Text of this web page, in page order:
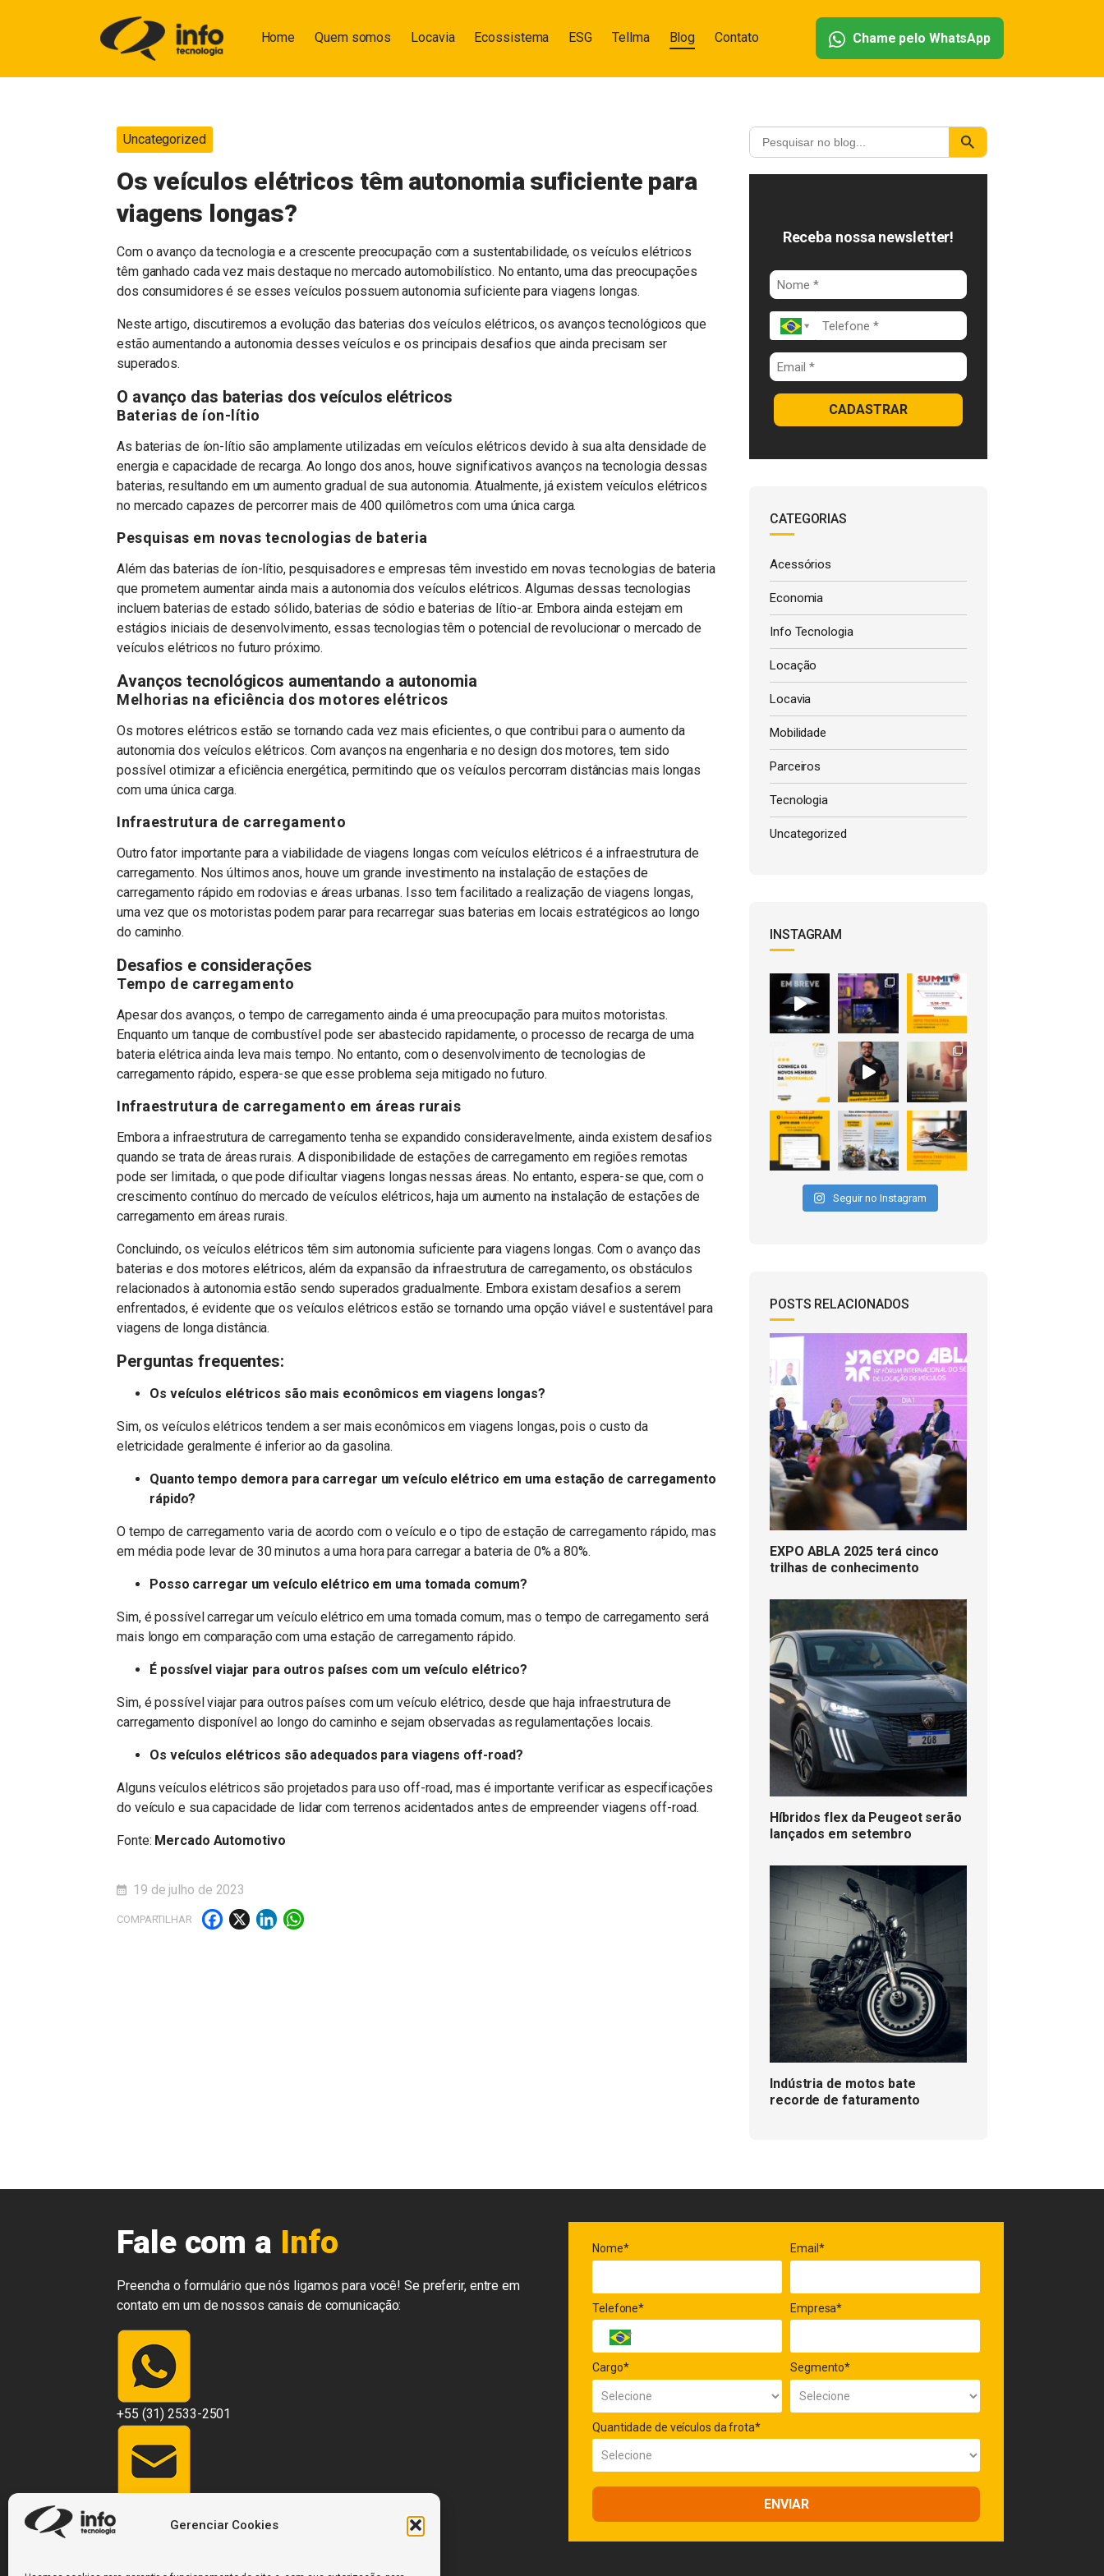
Gerenciar Cookies
Home Quem somos Locavia Ecossistema ESG Tellma Blog Contato Chame pelo WhatsApp
Uncategorized
Os veículos elétricos têm autonomia suficiente para
viagens longas?
Com o avanço da tecnologia e a crescente preocupação com a sustentabilidade, os veículos elétricos
têm ganhado cada vez mais destaque no mercado automobilístico. No entanto, uma das preocupações
dos consumidores é se esses veículos possuem autonomia suficiente para viagens longas.
Neste artigo, discutiremos a evolução das baterias dos veículos elétricos, os avanços tecnológicos que
estão aumentando a autonomia desses veículos e os principais desafios que ainda precisam ser
superados.
O avanço das baterias dos veículos elétricos
Baterias de íon-lítio
As baterias de íon-lítio são amplamente utilizadas em veículos elétricos devido à sua alta densidade de
energia e capacidade de recarga. Ao longo dos anos, houve significativos avanços na tecnologia dessas
baterias, resultando em um aumento gradual de sua autonomia. Atualmente, já existem veículos elétricos
no mercado capazes de percorrer mais de 400 quilômetros com uma única carga.
Pesquisas em novas tecnologias de bateria
Além das baterias de íon-lítio, pesquisadores e empresas têm investido em novas tecnologias de bateria
que prometem aumentar ainda mais a autonomia dos veículos elétricos. Algumas dessas tecnologias
incluem baterias de estado sólido, baterias de sódio e baterias de lítio-ar. Embora ainda estejam em
estágios iniciais de desenvolvimento, essas tecnologias têm o potencial de revolucionar o mercado de
veículos elétricos no futuro próximo.
Avanços tecnológicos aumentando a autonomia
Melhorias na eficiência dos motores elétricos
Os motores elétricos estão se tornando cada vez mais eficientes, o que contribui para o aumento da
autonomia dos veículos elétricos. Com avanços na engenharia e no design dos motores, tem sido
possível otimizar a eficiência energética, permitindo que os veículos percorram distâncias mais longas
com uma única carga.
Infraestrutura de carregamento
Outro fator importante para a viabilidade de viagens longas com veículos elétricos é a infraestrutura de
carregamento. Nos últimos anos, houve um grande investimento na instalação de estações de
carregamento rápido em rodovias e áreas urbanas. Isso tem facilitado a realização de viagens longas,
uma vez que os motoristas podem parar para recarregar suas baterias em locais estratégicos ao longo
do caminho.
Desafios e considerações
Tempo de carregamento
Apesar dos avanços, o tempo de carregamento ainda é uma preocupação para muitos motoristas.
Enquanto um tanque de combustível pode ser abastecido rapidamente, o processo de recarga de uma
bateria elétrica ainda leva mais tempo. No entanto, com o desenvolvimento de tecnologias de
carregamento rápido, espera-se que esse problema seja mitigado no futuro.
Infraestrutura de carregamento em áreas rurais
Embora a infraestrutura de carregamento tenha se expandido consideravelmente, ainda existem desafios
quando se trata de áreas rurais. A disponibilidade de estações de carregamento em regiões remotas
pode ser limitada, o que pode dificultar viagens longas nessas áreas. No entanto, espera-se que, com o
crescimento contínuo do mercado de veículos elétricos, haja um aumento na instalação de estações de
carregamento em áreas rurais.
Concluindo, os veículos elétricos têm sim autonomia suficiente para viagens longas. Com o avanço das
baterias e dos motores elétricos, além da expansão da infraestrutura de carregamento, os obstáculos
relacionados à autonomia estão sendo superados gradualmente. Embora existam desafios a serem
enfrentados, é evidente que os veículos elétricos estão se tornando uma opção viável e sustentável para
viagens de longa distância.
Perguntas frequentes:
Os veículos elétricos são mais econômicos em viagens longas?
Sim, os veículos elétricos tendem a ser mais econômicos em viagens longas, pois o custo da
eletricidade geralmente é inferior ao da gasolina.
Quanto tempo demora para carregar um veículo elétrico em uma estação de carregamento
rápido?
O tempo de carregamento varia de acordo com o veículo e o tipo de estação de carregamento rápido, mas
em média pode levar de 30 minutos a uma hora para carregar a bateria de 0% a 80%.
Posso carregar um veículo elétrico em uma tomada comum?
Sim, é possível carregar um veículo elétrico em uma tomada comum, mas o tempo de carregamento será
mais longo em comparação com uma estação de carregamento rápido.
É possível viajar para outros países com um veículo elétrico?
Sim, é possível viajar para outros países com um veículo elétrico, desde que haja infraestrutura de
carregamento disponível ao longo do caminho e sejam observadas as regulamentações locais.
Os veículos elétricos são adequados para viagens off-road?
Alguns veículos elétricos são projetados para uso off-road, mas é importante verificar as especificações
do veículo e sua capacidade de lidar com terrenos acidentados antes de empreender viagens off-road.
Fonte: Mercado Automotivo
19 de julho de 2023
COMPARTILHAR Facebook
X LinkedIn
WhatsApp
Receba nossa newsletter!
CADASTRAR
CATEGORIAS
Acessórios
Economia
Info Tecnologia
Locação
Locavia
Mobilidade
Parceiros
Tecnologia
Uncategorized
INSTAGRAM
Seguir no Instagram
POSTS RELACIONADOS
EXPO ABLA 2025 terá cinco
trilhas de conhecimento
Híbridos flex da Peugeot serão
lançados em setembro
Indústria de motos bate
recorde de faturamento
Fale com a Info
Preencha o formulário que nós ligamos para você! Se preferir, entre em
contato em um de nossos canais de comunicação:
+55 (31) 2533-2501
Nome* Email*
Telefone* Empresa*
Cargo* Segmento*
Quantidade de veículos da frota*
ENVIAR